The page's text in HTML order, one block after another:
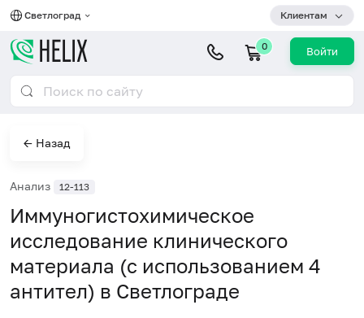
Светлоград Клиентам
0 Войти
← Назад
Анализ 12-113
Иммуногистохимическое
исследование клинического
материала (с использованием 4
антител) в Светлограде